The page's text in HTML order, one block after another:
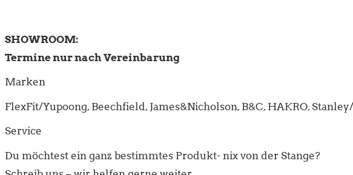
SHOWROOM:
Termine nur nach Vereinbarung
Marken
FlexFit/Yupoong, Beechfield, James&Nicholson, B&C, HAKRO,
Service
Du möchtest ein ganz bestimmtes Produkt- nix von der Stange?